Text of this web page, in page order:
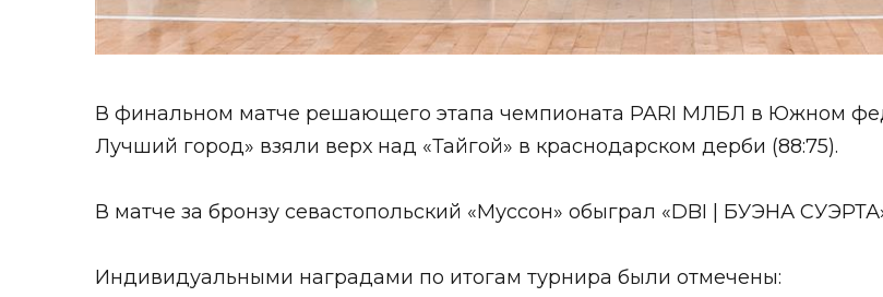
В финальном матче решающего этапа чемпионата PARI МЛБЛ в Южном
Лучший город» взяли верх над «Тайгой» в краснодарском дерби (88:75).
В матче за бронзу севастопольский «Муссон» обыграл «DBI | БУЭНА
Индивидуальными наградами по итогам турнира были отмечены: